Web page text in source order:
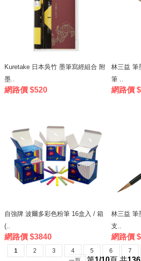
Kuretake 日本吳竹 墨筆寫經組合 附
墨..
網路價 $520
林三益 筆
筆 ..
網路價
自強牌 波爾多彩色粉筆 16盒入 / 箱
(..
網路價 $3840
林三益 筆
支..
網路價
1 2 3 4 5 6 7